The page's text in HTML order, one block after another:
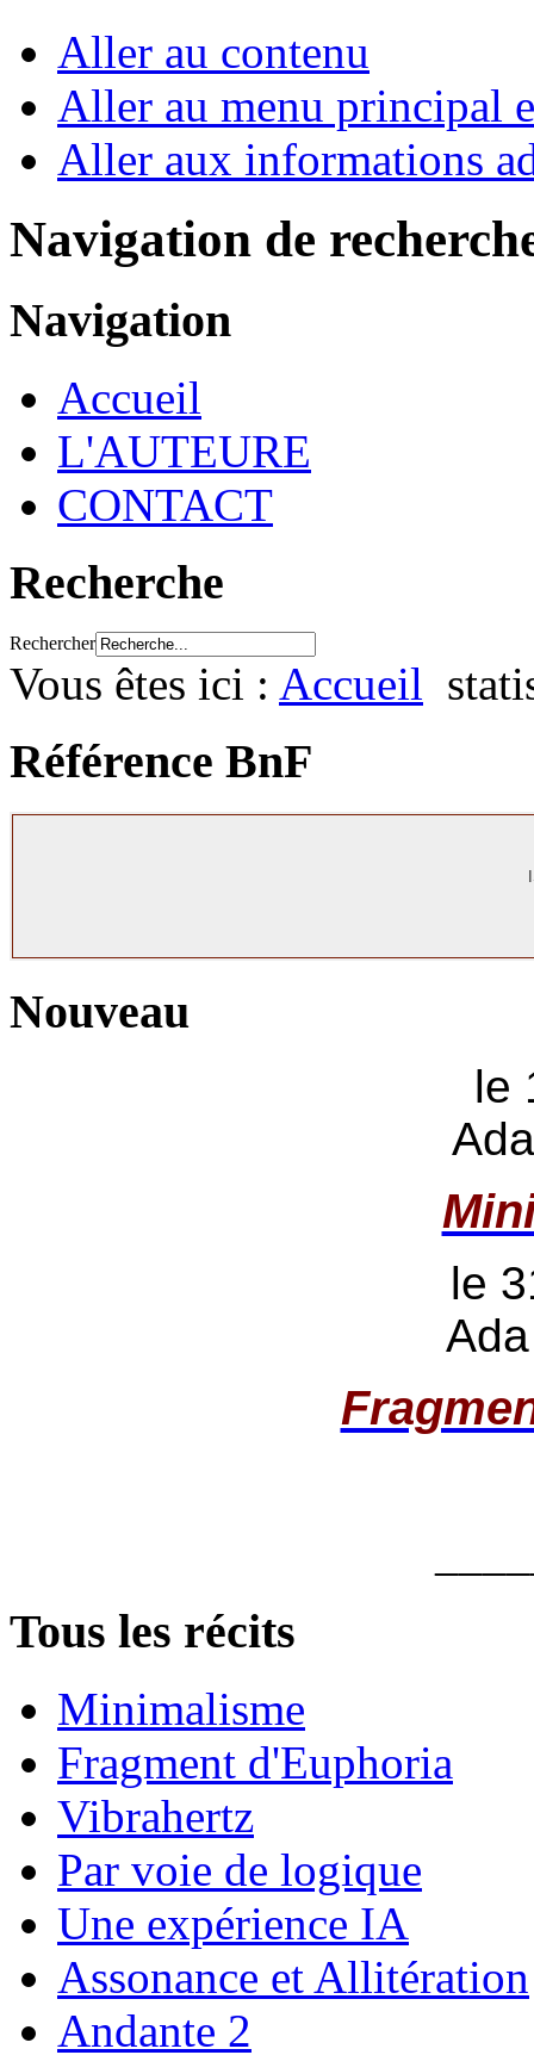
Aller au contenu
Aller au menu principal
Aller aux informations
Navigation de
Navigation
Accueil
L'AUTEURE
CONTACT
Recherche
Rechercher
Vous êtes ici : Accueil
Référence BnF
Nouveau
le
le
Tous les récits
Minimalisme
Fragment d'Euphoria
Vibrahertz
Par voie de logique
Une expérience IA
Assonance et Allitération
Andante 2